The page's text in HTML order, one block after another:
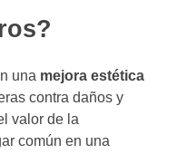
una mejora estética
contra daños y
valor de la
común en una